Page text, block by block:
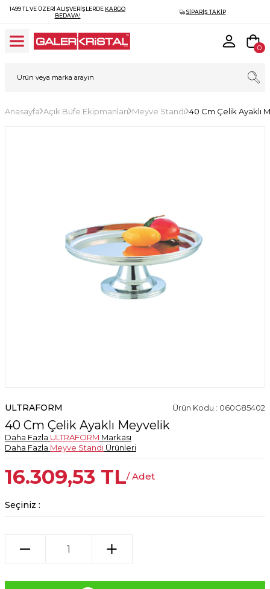
1499 TL VE ÜZERI ALIŞVERIŞLERDE KARGO
BEDAVA!
SIPARIŞ TAKIP
0
Anasayfa Açık Büfe Ekipmanları Meyve Standı 40 Cm Çelik Ayaklı
ULTRAFORM Ürün Kodu : 060G85402
40 Cm Çelik Ayaklı Meyvelik
Daha Fazla ULTRAFORM Markası
Daha Fazla Meyve Standı Ürünleri
16.309,53 TL/ Adet
Seçiniz :